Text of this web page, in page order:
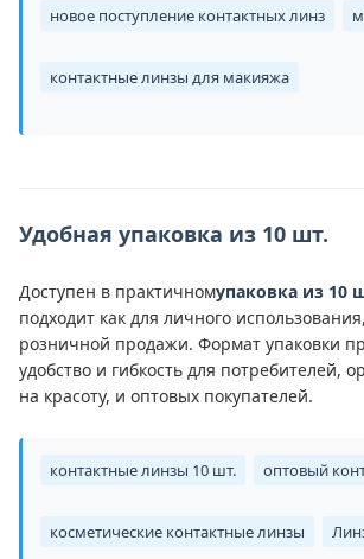
новое поступление контактных линз
контактные линзы для макияжа
Удобная упаковка из 10 шт.
Доступен в практичномупаковка из 10
подходит как для личного
розничной продажи. Формат упаковки
удобство и гибкость для потребителей,
на красоту, и оптовых покупателей.
контактные линзы 10 шт. oптовый
косметические контактные линзы